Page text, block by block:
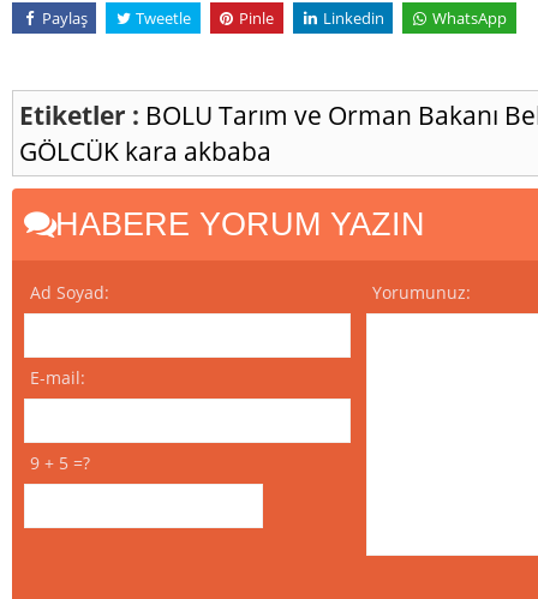
Paylaş Tweetle Pinle Linkedin WhatsApp
Etiketler : BOLU Tarım ve Orman Bakanı
GÖLCÜK kara akbaba
HABERE YORUM YAZIN
Ad Soyad:
E-mail:
9 + 5 =?
Yorumunuz: